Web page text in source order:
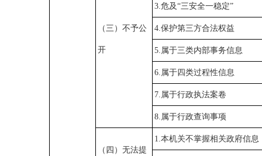
（三）不予公
开
3.危及“三安全一稳定”
4.保护第三方合法权益
5. 属于三类内部事务信息
6. 属于四类过程性信息
7. 属于行政执法案卷
8. 属于行政查询事项
（四）无法提
1.本机关不掌握相关政府信息